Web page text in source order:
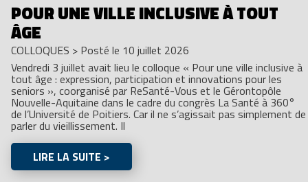
POUR UNE VILLE INCLUSIVE À TOUT
ÂGE
COLLOQUES > Posté le 10 juillet 2026
Vendredi 3 juillet avait lieu le colloque « Pour une ville inclusive à
tout âge : expression, participation et innovations pour les
seniors », coorganisé par ReSanté-Vous et le Gérontopôle
Nouvelle-Aquitaine dans le cadre du congrès La Santé à 360°
de l’Université de Poitiers. Car il ne s’agissait pas simplement de
parler du vieillissement. Il
LIRE LA SUITE >